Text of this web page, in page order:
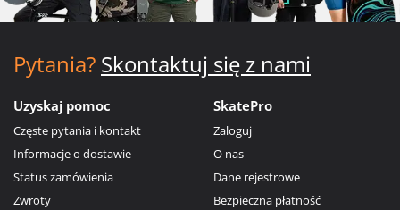
Pytania? Skontaktuj się z nami
Uzyskaj pomoc
Częste pytania i kontakt
Informacje o dostawie
Status zamówienia
Zwroty
SkatePro
Zaloguj
O nas
Dane rejestrowe
Bezpieczna płatność